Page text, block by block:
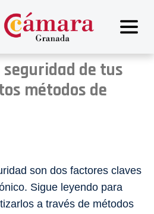
de tus
métodos de
son dos factores claves
Sigue leyendo para
a través de métodos